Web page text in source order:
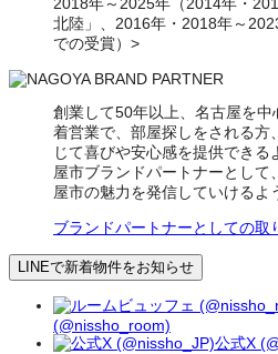
2018年～2025年（2014年・
北陸」、2016年・2018年～
での受賞）>
創業して50年以上、名古屋を
着営業で、部屋探しをされる方
じて喜びや安心感を提供でき
屋市ブランドパートナーとし
屋市の魅力を発信していけるよ
ブランドパートナーとしての取
LINEで新着物件をお知らせ
(@nissho_room)
公式X